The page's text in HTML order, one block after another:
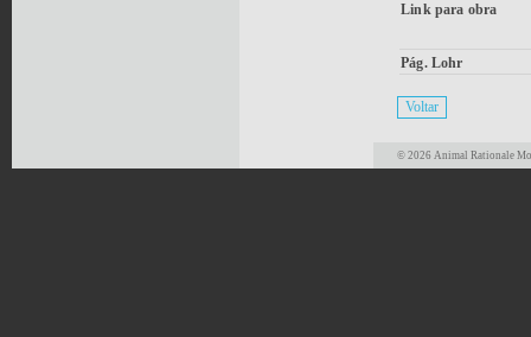
Link para obra
Pág. Lohr
© 2026 Animal Rationale